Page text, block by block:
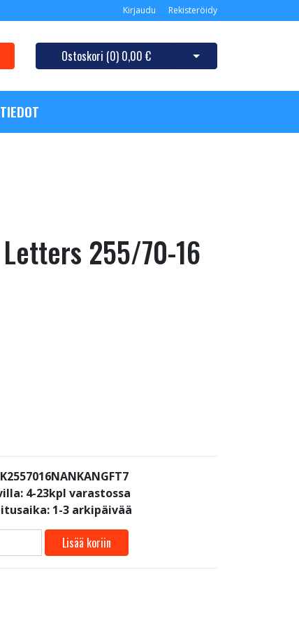
Kirjaudu Rekisteröidy
Ostoskori (0) 0,00 € Avaa ostoskori
255/70-16
4-23kpl varastossa
1-3 arkipäivää
Lisää koriin